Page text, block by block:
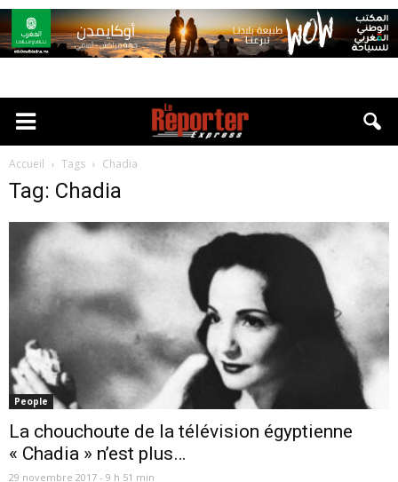
Accueil Tags Chadia
Tag: Chadia
People
La chouchoute de la télévision égyptienne
« Chadia » n’est plus…
29 novembre 2017 - 9 h 51 min